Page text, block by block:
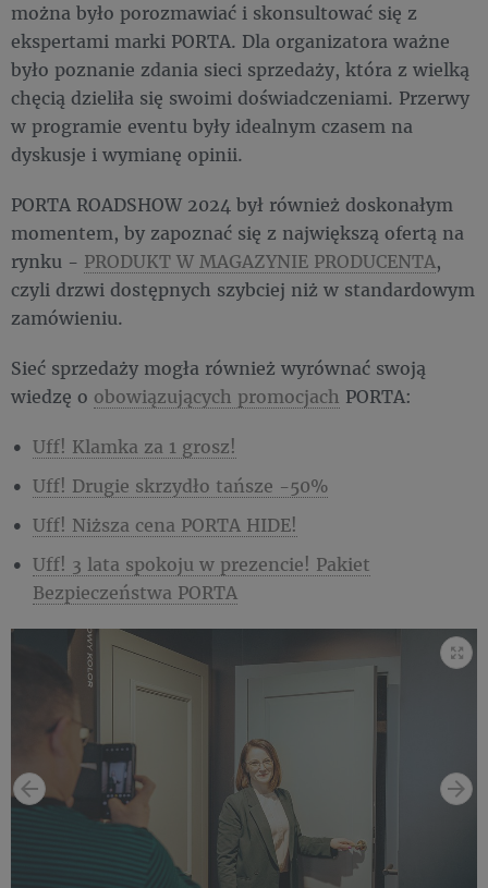
można było porozmawiać i skonsultować się z
ekspertami marki PORTA. Dla organizatora ważne
było poznanie zdania sieci sprzedaży, która z wielką
chęcią dzieliła się swoimi doświadczeniami. Przerwy
w programie eventu były idealnym czasem na
dyskusje i wymianę opinii.
PORTA ROADSHOW 2024 był również doskonałym
momentem, by zapoznać się z największą ofertą na
rynku - PRODUKT W MAGAZYNIE PRODUCENTA,
czyli drzwi dostępnych szybciej niż w standardowym
zamówieniu.
Sieć sprzedaży mogła również wyrównać swoją
wiedzę o obowiązujących promocjach PORTA:
Uff! Klamka za 1 grosz!
Uff! Drugie skrzydło tańsze -50%
Uff! Niższa cena PORTA HIDE!
Uff! 3 lata spokoju w prezencie! Pakiet
Bezpieczeństwa PORTA